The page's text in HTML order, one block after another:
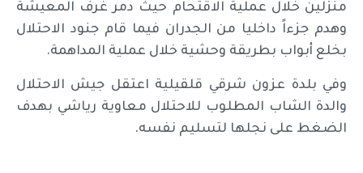
منزلين خلال عملية الاقتحام حيث دمر غرف المعيشة
وهدم جزءاً داخليا من الجدران فيما قام جنود الاحتلال
بخلع أبواب بطريقة وحشية خلال عملية المداهمة.
وفي بلدة عزون شرقي قلقيلية اعتقل جيش الاحتلال
والدة الشاب المطلوب للاحتلال معاوية رياشي بهدف
الضغط على نجلها لتسليم نفسه.